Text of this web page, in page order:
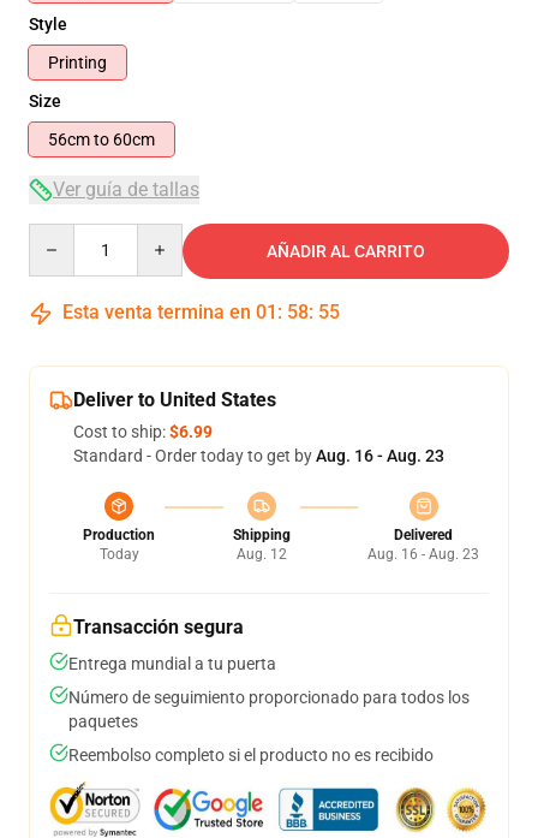
Style
Printing
Size
56cm to 60cm
Ver guía de tallas
AÑADIR AL CARRITO
Esta venta termina en 01 : 58: 54
Deliver to United States
Cost to ship:$6.99
Standard - Order today to get byAug. 16 - Aug. 23
Production
Today
Shipping
Aug. 12
Delivered
Aug. 16 - Aug. 23
Transacción segura
Entrega mundial a tu puerta
Número de seguimiento proporcionado para todos los
paquetes
Reembolso completo si el producto no es recibido